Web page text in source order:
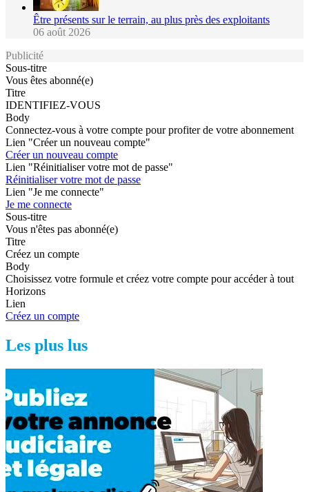
Être présents sur le terrain, au plus près des exploitants
06 août 2026
Publicité
Sous-titre
Vous êtes abonné(e)
Titre
IDENTIFIEZ-VOUS
Body
Connectez-vous à votre compte pour profiter de votre abonnement
Lien "Créer un nouveau compte"
Créer un nouveau compte
Lien "Réinitialiser votre mot de passe"
Réinitialiser votre mot de passe
Lien "Je me connecte"
Je me connecte
Sous-titre
Vous n'êtes pas abonné(e)
Titre
Créez un compte
Body
Choisissez votre formule et créez votre compte pour accéder à tout
Horizons
Lien
Créez un compte
Les plus lus